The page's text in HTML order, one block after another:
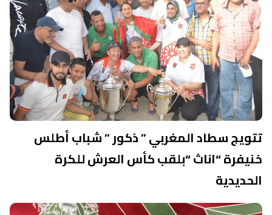
تتويج سطاد المغربي ” ذكور ” شباب أطلس
خنيفرة “اناث “بلقب كأس العرش للكرة
الحديدية